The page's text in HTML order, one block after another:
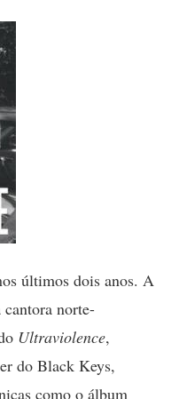
últimos dois anos. A
cantora norte-
Ultraviolence,
do Black Keys,
como o álbum